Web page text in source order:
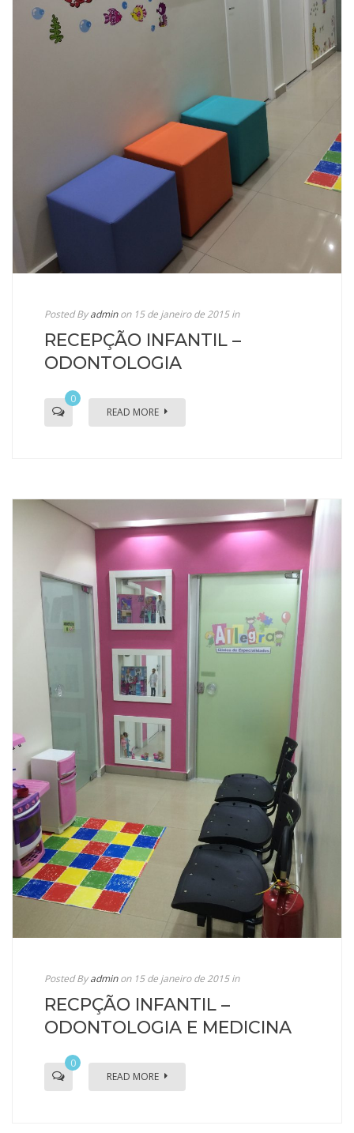
Posted Byadmin on 15 de janeiro de 2015in
RECEPÇÃO INFANTIL –
ODONTOLOGIA
0
READ MORE
Posted Byadmin on 15 de janeiro de 2015in
RECPÇÃO INFANTIL –
ODONTOLOGIA E MEDICINA
0
READ MORE